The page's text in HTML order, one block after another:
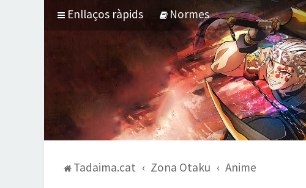
Enllaços ràpids Normes
Tadaima.cat Zona Otaku Anime